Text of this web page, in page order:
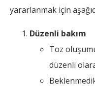
yararlanmak için
Düzenli bakım
Toz
düzenli